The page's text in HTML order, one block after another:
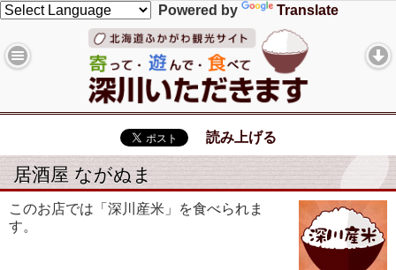
Powered by Translate
読み上げる
居酒屋 ながぬま
このお店では「深川産米」を食べられま
す。